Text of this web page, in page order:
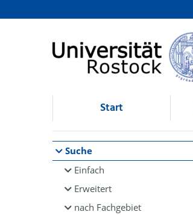
Browsen
direkt zum Inhalt
Start
Suche
Einfach
Erweitert
nach Fachgebiet